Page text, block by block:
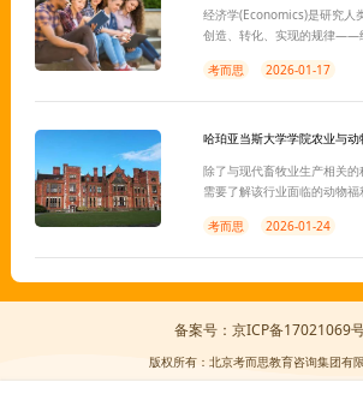
经济学(Economics)是研究人
创造、转化、实现的规律——
考而思 2026-01-17
哈珀亚当斯大学学院农业与
除了与现代畜牧业生产相关
需要了解该行业面临的动物
题。他们还必须能够评估和
保畜牧业者的可持续未来和
考而思 2026-01-24
备案号：京ICP备17021069
版权所有：北京考而思教育咨询集团有